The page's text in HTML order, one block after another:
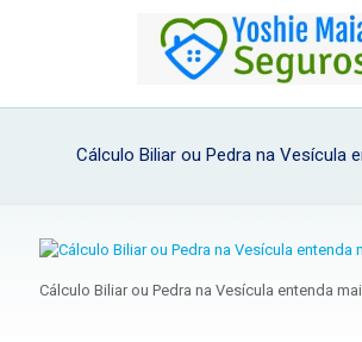
Cálculo Biliar ou Pedra na Vesícula
Cálculo Biliar ou Pedra na Vesícula entenda